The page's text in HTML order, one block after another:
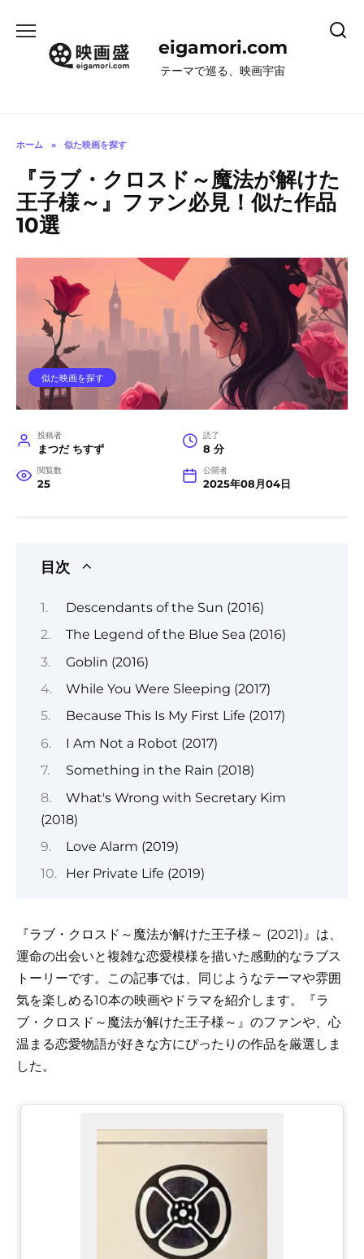
eigamori.com
テーマで巡る、映画宇宙
ホーム » 似た映画を探す
『ラブ・クロスド～魔法が解けた
王子様～』ファン必見！似た作品
10選
似た映画を探す
投稿者
まつだ ちすず
読了
8 分
閲覧数
25
公開者
2025年08月04日
目次
Descendants of the Sun (2016)
The Legend of the Blue Sea (2016)
Goblin (2016)
While You Were Sleeping (2017)
Because This Is My First Life (2017)
I Am Not a Robot (2017)
Something in the Rain (2018)
What's Wrong with Secretary Kim
(2018)
Love Alarm (2019)
Her Private Life (2019)
『ラブ・クロスド～魔法が解けた王子様～ (2021)』は、
運命の出会いと複雑な恋愛模様を描いた感動的なラブス
トーリーです。この記事では、同じようなテーマや雰囲
気を楽しめる10本の映画やドラマを紹介します。『ラ
ブ・クロスド～魔法が解けた王子様～』のファンや、心
温まる恋愛物語が好きな方にぴったりの作品を厳選しま
した。